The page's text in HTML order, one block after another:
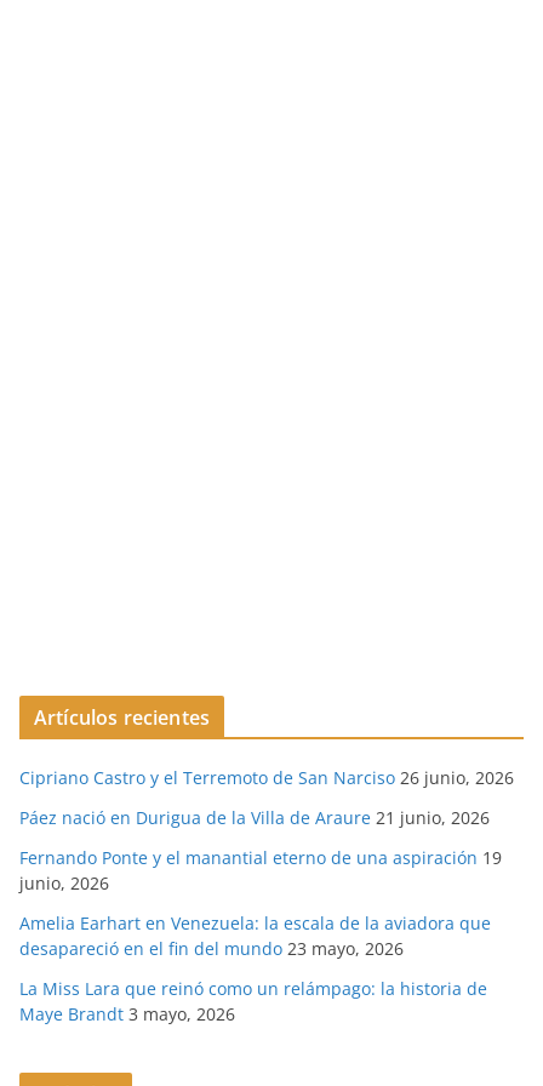
Artículos recientes
Cipriano Castro y el Terremoto de San Narciso 26 junio, 2026
Páez nació en Durigua de la Villa de Araure 21 junio, 2026
Fernando Ponte y el manantial eterno de una aspiración 19
junio, 2026
Amelia Earhart en Venezuela: la escala de la aviadora que
desapareció en el fin del mundo 23 mayo, 2026
La Miss Lara que reinó como un relámpago: la historia de
Maye Brandt 3 mayo, 2026